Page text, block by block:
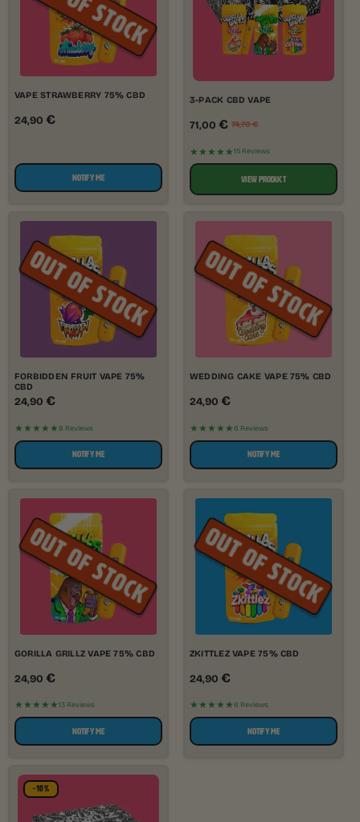
VAPE STRAWBERRY 75% CBD
24,90 €
NOTIFY ME
3-PACK CBD VAPE
71,00 € 74,70€
★★★★★15 Reviews
VIEW PRODUCT
FORBIDDEN FRUIT VAPE 75%
CBD
24,90 €
★★★★★8 Reviews
NOTIFY ME
WEDDING CAKE VAPE 75% CBD
24,90 €
★★★★★6 Reviews
NOTIFY ME
GORILLA GRILLZ VAPE 75% CBD
24,90 €
★★★★★13 Reviews
NOTIFY ME
ZKITTLEZ VAPE 75% CBD
24,90 €
★★★★★6 Reviews
NOTIFY ME
-10%